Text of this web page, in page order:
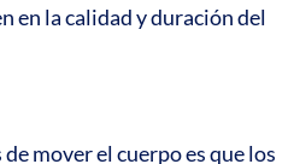
en la calidad y duración del
mover el cuerpo es que los